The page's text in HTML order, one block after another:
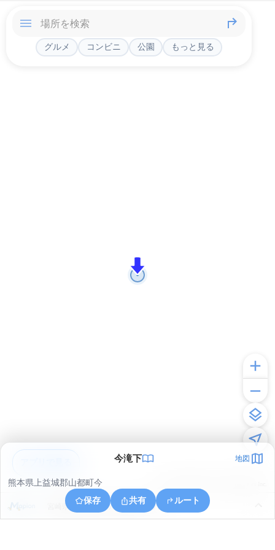
グルメ コンビニ 公園 もっと見る
今滝下 地図
熊本県上益城郡山都町今
保存
共有 ルート
宮崎県西臼杵郡五ヶ瀬町大字三ヶ所